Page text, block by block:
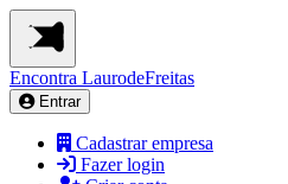
Encontra LaurodeFreitas
Entrar
Cadastrar empresa
Fazer login